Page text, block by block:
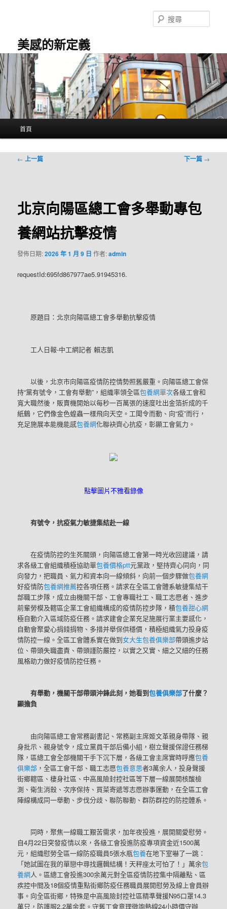
容
美感的新定義
尋
首頁
文
← 上一篇 下一篇 →
北京向陽區總工會多舉動專包
養網站抗擊疫情
發佈日期:2026 年 1 月 9 日 作者:admin
requestId:695fd867977ae5.91945316.
原題目：北京向陽區總工會多舉動抗擊疫情
工人日報-中工網記者 賴志凱
以後，北京市向陽區疫情防控情勢照舊嚴重。向陽區總工會保
持“黨有號令，工會有舉動”，組織率領全區包養網單次各級工會和
寬大職然後，販賣機開始以每秒一百萬張的速度吐出金箔折成的千
紙鶴，它們像金色蝗蟲一樣飛向天空。工聞令而動、向“疫”而行，
充足施展本能機能感包養網化聯袂齊心抗疫，彰顯工會氣力。
點擊圖片不雅看錄像
有號令，抗疫氣力敏捷集結赴一線
在疫情防控的生死關頭，向陽區總工會第一時光收回建議，請
求各級工會組織積極協助單包養價格ptt元黨政，堅持齊心同向，同
向發力，把職員、氣力和資本向一線傾斜，向前一個步驟做包養網
好疫情防包養網推薦控各項任務。請求在全區工會體系敏捷集結干
部職工步隊，成立由機關干部、工會專職社工、職工志愿者、進步
前輩勞模及轄區企業工會組織構成的疫情防控步隊，積包養甜心網
極自動介入區域防疫任務。請求建會企業充足施展行業主要感化，
自動會聚愛心捐錢捐物、多措并舉保供穩價，積極組織氣力投身疫
情防控一線。全區工會體系實在做到女大生包養俱樂部帶頭進步站
位、帶頭失職盡責、帶頭謹防嚴控，以實之又實、細之又細的任務
風格助力做好疫情防控任務。
有舉動，機關干部帶頭沖鋒此刻，她看到包養俱樂部了什麼？
顯擔負
由向陽區總工會常務副書記、常務副主席姬文革親身帶隊、親
身批示、親身號令，成立黨員干部后備小組，樹立聲援保證任務梯
隊，區總工會全部機關干手下沉下層，各級工會主席實時呼應包養
俱樂部 ，全區工會干部、職工志愿包養意思者3萬余人，投身聲援
街鄉轄區、棲身社區、中高風險封控社區等下層一線展開核酸檢
測、衛生消殺、次序保持、買菜寄遞等志愿辦事運動，在全區工會
陣線構成同一舉動、步伐分歧、聯防聯動、群防群控的防控體系。
同時，聚焦一線職工艱苦需求，加年夜投進，展開關愛慰勞。
自4月22日突發疫情以來，各級工會投進防疫專項資金近1500萬
元，組織慰勞全區一線防疫職員5張水瓶包養在地下室嚇了一跳：
「她試圖在我的單戀中尋找邏輯結構！天秤座太可怕了！」萬余包
養網人。區總工會投進300余萬元對全區疫情防控集中隔離點、區
疾控中間及18個疫情重點街鄉防疫任務職員展開慰勞及線上會員辦
事。向全區街鄉，特殊是中高風險封控社區精準聲援N95口罩14.3
萬只，防護服2.2萬余套。守舊工會意理徵詢熱線24小時價守辦